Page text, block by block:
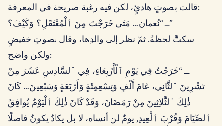
قالت بصوتٍ هادئٍ، لكن فيه رغبة صريحة في المعرفة:
ــ “نُعمان… مَتَى خَرَجْتَ مِنَ ٱلْمُعْتَقَلِ؟ وَكَيْفَ؟”
سكتَّ لحظةً. ثمّ نظر إلى والدِها، وقال بصوتٍ خفيضٍ
ولكن واضح:
ــ “خَرَجْتُ فِي يَوْمِ ٱلْأَرْبِعَاءِ، فِي ٱلسَّادِسِ عَشَرَ مِنْ
تَشْرِينَ ٱلثَّانِي، عَامَ أَلْفٍ وَتِسْعِمِئَةٍ وَأَرْبَعَةٍ وَسَبْعِينَ… كَانَ
ذٰلِكَ ٱلثَّلاِثِينَ مِنْ رَمَضَانَ، وَقَدْ كَانَ ذٰلِكَ ٱلْيَوْمُ يُوافِقُ
ٱلصِّيَامَ وَقُرْبَ ٱلْعِيدِ, يومٌ لن أنساه، لا بل يكادُ يكونُ فاصلًا